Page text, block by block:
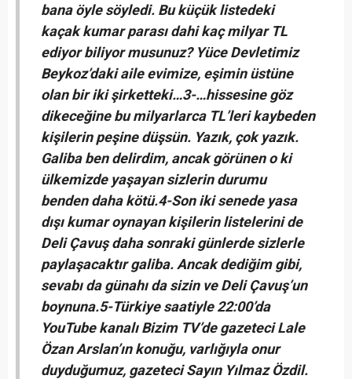
bana öyle söyledi. Bu küçük listedeki
kaçak kumar parası dahi kaç milyar TL
ediyor biliyor musunuz? Yüce Devletimiz
Beykoz’daki aile evimize, eşimin üstüne
olan bir iki şirketteki…3-…hissesine göz
dikeceğine bu milyarlarca TL’leri kaybeden
kişilerin peşine düşsün. Yazık, çok yazık.
Galiba ben delirdim, ancak görünen o ki
ülkemizde yaşayan sizlerin durumu
benden daha kötü.4-Son iki senede yasa
dışı kumar oynayan kişilerin listelerini de
Deli Çavuş daha sonraki günlerde sizlerle
paylaşacaktır galiba. Ancak dediğim gibi,
sevabı da günahı da sizin ve Deli Çavuş’un
boynuna.5-Türkiye saatiyle 22:00’da
YouTube kanalı Bizim TV’de gazeteci Lale
Özan Arslan’ın konuğu, varlığıyla onur
duyduğumuz, gazeteci Sayın Yılmaz Özdil.